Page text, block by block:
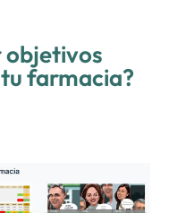
objetivos
farmacia?